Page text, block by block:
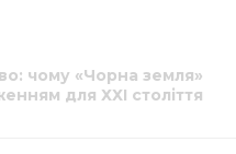
чому «Чорна земля»
для ХХІ століття